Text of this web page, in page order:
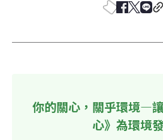
你的關心，關乎環境—
心》為環境